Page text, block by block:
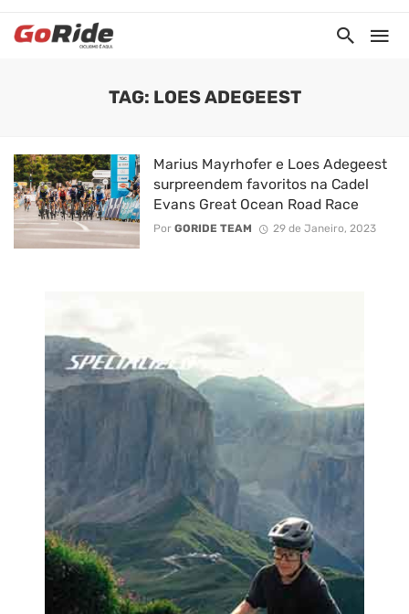
TAG: LOES ADEGEEST
Marius Mayrhofer e Loes Adegeest
surpreendem favoritos na Cadel
Evans Great Ocean Road Race
Por GORIDE TEAM 29 de Janeiro, 2023